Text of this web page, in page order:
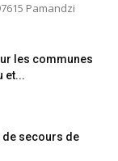
Pamandzi
les communes
et...
de secours de